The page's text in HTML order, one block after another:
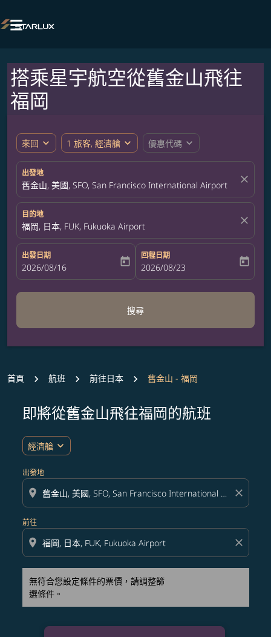

搭乘星宇航空從舊金山飛往
福岡
來回 expand_more 1 旅客, 經濟艙 expand_more 優惠代碼 expand_more
出發地
舊金山, 美國, SFO, San Francisco International Airport close
目的地
福岡, 日本, FUK, Fukuoka Airport close
出發日期
fc-booking-departure-date-aria-label
2026/08/16 today
回程日期
fc-booking-return-date-aria-label
2026/08/23 today
搜尋
首頁 航班 前往日本 舊金山 - 福岡
即將從舊金山飛往福岡的航班
經濟艙 expand_more
出發地
location_on close
前往
location_on close
無符合您設定條件的票價，請調整篩
選條件。
無符合您設定條件的票價，請調整篩選條件。